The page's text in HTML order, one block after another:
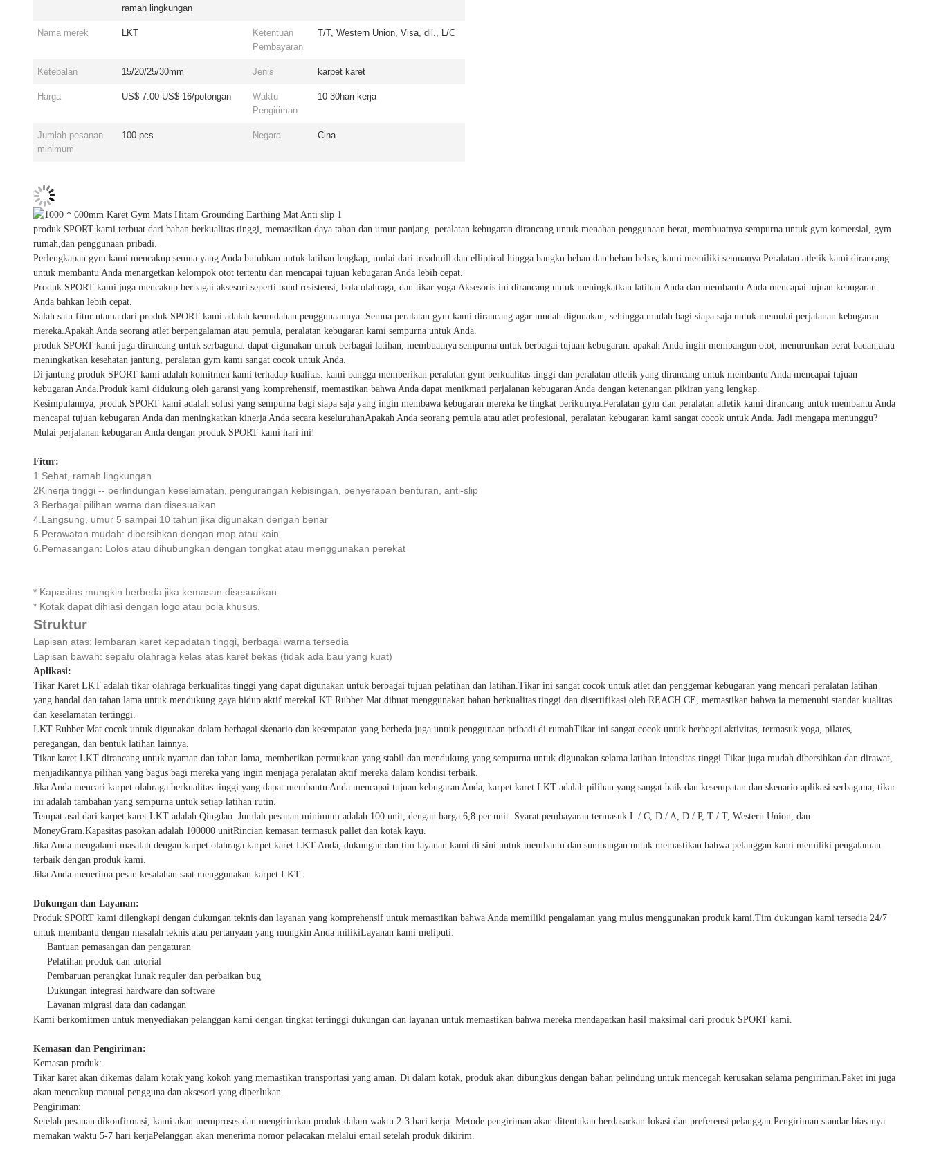
ramah lingkungan
Nama merek LKT
Ketentuan
Pembayaran
T/T, Western Union, Visa, dll., L/C
Ketebalan 15/20/25/30mm Jenis karpet karet
Harga US$ 7.00-US$ 16/potongan
Waktu
Pengiriman
10-30hari kerja
Jumlah pesanan
minimum
100 pcs Negara Cina
produk SPORT kami terbuat dari bahan berkualitas tinggi, memastikan daya tahan dan umur panjang. peralatan kebugaran dirancang untuk menahan penggunaan berat, membuatnya sempurna untuk gym komersial, gym
rumah,dan penggunaan pribadi.
Perlengkapan gym kami mencakup semua yang Anda butuhkan untuk latihan lengkap, mulai dari treadmill dan elliptical hingga bangku beban dan beban bebas, kami memiliki semuanya.Peralatan atletik kami dirancang
untuk membantu Anda menargetkan kelompok otot tertentu dan mencapai tujuan kebugaran Anda lebih cepat.
Produk SPORT kami juga mencakup berbagai aksesori seperti band resistensi, bola olahraga, dan tikar yoga.Aksesoris ini dirancang untuk meningkatkan latihan Anda dan membantu Anda mencapai tujuan kebugaran
Anda bahkan lebih cepat.
Salah satu fitur utama dari produk SPORT kami adalah kemudahan penggunaannya. Semua peralatan gym kami dirancang agar mudah digunakan, sehingga mudah bagi siapa saja untuk memulai perjalanan kebugaran
mereka.Apakah Anda seorang atlet berpengalaman atau pemula, peralatan kebugaran kami sempurna untuk Anda.
produk SPORT kami juga dirancang untuk serbaguna. dapat digunakan untuk berbagai latihan, membuatnya sempurna untuk berbagai tujuan kebugaran. apakah Anda ingin membangun otot, menurunkan berat badan,atau
meningkatkan kesehatan jantung, peralatan gym kami sangat cocok untuk Anda.
Di jantung produk SPORT kami adalah komitmen kami terhadap kualitas. kami bangga memberikan peralatan gym berkualitas tinggi dan peralatan atletik yang dirancang untuk membantu Anda mencapai tujuan
kebugaran Anda.Produk kami didukung oleh garansi yang komprehensif, memastikan bahwa Anda dapat menikmati perjalanan kebugaran Anda dengan ketenangan pikiran yang lengkap.
Kesimpulannya, produk SPORT kami adalah solusi yang sempurna bagi siapa saja yang ingin membawa kebugaran mereka ke tingkat berikutnya.Peralatan gym dan peralatan atletik kami dirancang untuk membantu Anda
mencapai tujuan kebugaran Anda dan meningkatkan kinerja Anda secara keseluruhanApakah Anda seorang pemula atau atlet profesional, peralatan kebugaran kami sangat cocok untuk Anda. Jadi mengapa menunggu?
Mulai perjalanan kebugaran Anda dengan produk SPORT kami hari ini!
Fitur:
1.Sehat, ramah lingkungan
2Kinerja tinggi -- perlindungan keselamatan, pengurangan kebisingan, penyerapan benturan, anti-slip
3.Berbagai pilihan warna dan disesuaikan
4.Langsung, umur 5 sampai 10 tahun jika digunakan dengan benar
5.Perawatan mudah: dibersihkan dengan mop atau kain.
6.Pemasangan: Lolos atau dihubungkan dengan tongkat atau menggunakan perekat
* Kapasitas mungkin berbeda jika kemasan disesuaikan.
* Kotak dapat dihiasi dengan logo atau pola khusus.
Struktur
Lapisan atas: lembaran karet kepadatan tinggi, berbagai warna tersedia
Lapisan bawah: sepatu olahraga kelas atas karet bekas (tidak ada bau yang kuat)
Aplikasi:
Tikar Karet LKT adalah tikar olahraga berkualitas tinggi yang dapat digunakan untuk berbagai tujuan pelatihan dan latihan.Tikar ini sangat cocok untuk atlet dan penggemar kebugaran yang mencari peralatan latihan
yang handal dan tahan lama untuk mendukung gaya hidup aktif merekaLKT Rubber Mat dibuat menggunakan bahan berkualitas tinggi dan disertifikasi oleh REACH CE, memastikan bahwa ia memenuhi standar kualitas
dan keselamatan tertinggi.
LKT Rubber Mat cocok untuk digunakan dalam berbagai skenario dan kesempatan yang berbeda.juga untuk penggunaan pribadi di rumahTikar ini sangat cocok untuk berbagai aktivitas, termasuk yoga, pilates,
peregangan, dan bentuk latihan lainnya.
Tikar karet LKT dirancang untuk nyaman dan tahan lama, memberikan permukaan yang stabil dan mendukung yang sempurna untuk digunakan selama latihan intensitas tinggi.Tikar juga mudah dibersihkan dan dirawat,
menjadikannya pilihan yang bagus bagi mereka yang ingin menjaga peralatan aktif mereka dalam kondisi terbaik.
Jika Anda mencari karpet olahraga berkualitas tinggi yang dapat membantu Anda mencapai tujuan kebugaran Anda, karpet karet LKT adalah pilihan yang sangat baik.dan kesempatan dan skenario aplikasi serbaguna, tikar
ini adalah tambahan yang sempurna untuk setiap latihan rutin.
Tempat asal dari karpet karet LKT adalah Qingdao. Jumlah pesanan minimum adalah 100 unit, dengan harga 6,8 per unit. Syarat pembayaran termasuk L / C, D / A, D / P, T / T, Western Union, dan
MoneyGram.Kapasitas pasokan adalah 100000 unitRincian kemasan termasuk pallet dan kotak kayu.
Jika Anda mengalami masalah dengan karpet olahraga karpet karet LKT Anda, dukungan dan tim layanan kami di sini untuk membantu.dan sumbangan untuk memastikan bahwa pelanggan kami memiliki pengalaman
terbaik dengan produk kami.
Jika Anda menerima pesan kesalahan saat menggunakan karpet LKT.
Dukungan dan Layanan:
Produk SPORT kami dilengkapi dengan dukungan teknis dan layanan yang komprehensif untuk memastikan bahwa Anda memiliki pengalaman yang mulus menggunakan produk kami.Tim dukungan kami tersedia 24/7
untuk membantu dengan masalah teknis atau pertanyaan yang mungkin Anda milikiLayanan kami meliputi:
Bantuan pemasangan dan pengaturan
Pelatihan produk dan tutorial
Pembaruan perangkat lunak reguler dan perbaikan bug
Dukungan integrasi hardware dan software
Layanan migrasi data dan cadangan
Kami berkomitmen untuk menyediakan pelanggan kami dengan tingkat tertinggi dukungan dan layanan untuk memastikan bahwa mereka mendapatkan hasil maksimal dari produk SPORT kami.
Kemasan dan Pengiriman:
Kemasan produk:
Tikar karet akan dikemas dalam kotak yang kokoh yang memastikan transportasi yang aman. Di dalam kotak, produk akan dibungkus dengan bahan pelindung untuk mencegah kerusakan selama pengiriman.Paket ini juga
akan mencakup manual pengguna dan aksesori yang diperlukan.
Pengiriman:
Setelah pesanan dikonfirmasi, kami akan memproses dan mengirimkan produk dalam waktu 2-3 hari kerja. Metode pengiriman akan ditentukan berdasarkan lokasi dan preferensi pelanggan.Pengiriman standar biasanya
memakan waktu 5-7 hari kerjaPelanggan akan menerima nomor pelacakan melalui email setelah produk dikirim.